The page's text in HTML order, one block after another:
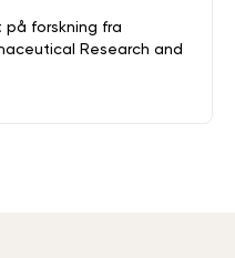
forskning fra
Research and